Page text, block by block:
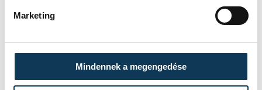
Marketing
Mindennek a megengedése
Kovács
Bálint